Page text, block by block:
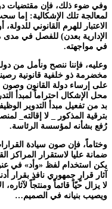
وفي ضوء ذلك، فإن مقتضيات
لمعالجة تلك الإشكالية: إما
الاعتبار للهرم القانوني
الإدارية بعدن) للفصل في مدى
في مواجهته.
وعليه، فإننا ننصح ونأمل من
مخضرمة ذو خلفية قانونية
على إرساء دولة القانون وصون
محل الإشكال احتراماً لمبدأ
بد من تفعيل مبدأ التدوير
بترقية المذكور _ لا إقالته_
رُفع بشأنه لمؤسسة الرئاسة.
وختاماً، فإن صون سيادة
ضمانة عليا لاستقرار المراكز
يكن استخدام لفظ «وأد» في
آثار قرارٍ جمهوري نافذٍ بقرار
لا يزال حيّاً قائماً ومنتجاً
ويصيب بنيانه في الصميم…